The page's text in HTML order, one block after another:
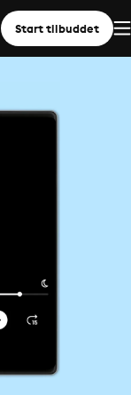
Start tilbuddet